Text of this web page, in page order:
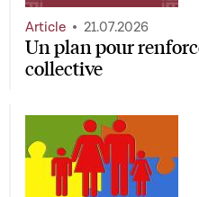
Un plan pour
collective
Article 21.07.2026